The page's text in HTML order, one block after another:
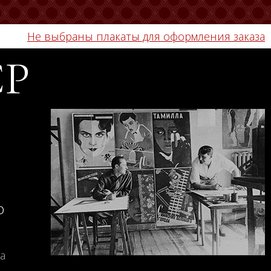
Не выбраны плакаты для оформления заказа